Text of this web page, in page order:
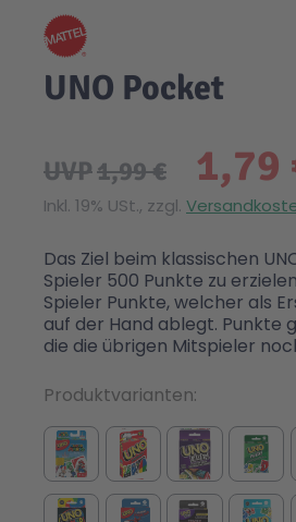
UNO Pocket
1,79
UVP1,99 €
Inkl. 19% USt., zzgl.
Das Ziel beim klassischen
Spieler 500 Punkte zu
Spieler Punkte, welcher als
auf der Hand ablegt. Punkte
die die übrigen Mitspieler
Produktvarianten